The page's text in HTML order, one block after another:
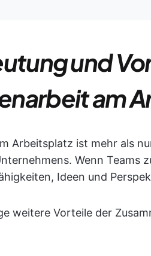
und
am
Arbeitsplatz ist mehr als
Wenn Teams
Ideen und
weitere Vorteile der